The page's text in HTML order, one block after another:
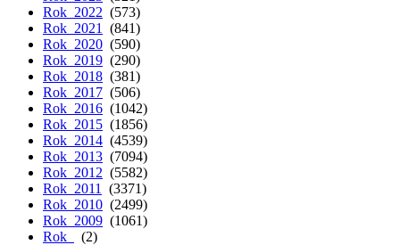
Rok 2022 (573)
Rok 2021
(841)
Rok 2020 (590)
Rok 2019 (290)
Rok 2018 (381)
Rok 2017 (506)
Rok 2016 (1042)
Rok 2015 (1856)
Rok 2014 (4539)
Rok 2013 (7094)
Rok 2012 (5582)
Rok 2011
(3371)
Rok 2010 (2499)
Rok 2009 (1061)
Rok
(2)